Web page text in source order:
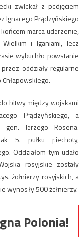
zwlekał z podjęciem
Ignacego Prądzyńskiego
marca uderzenie,
i Iganiami, lecz
wybuchło powstanie
oddziały regularne
bitwy między wojskami
Prądzyńskiego, a
gen. Jerzego Rosena.
5. pułku piechoty,
Oddziałom tym udało
rosyjskie zostały
żołnierzy rosyjskich, a
wynosiły 500 żołnierzy.
Polonia!